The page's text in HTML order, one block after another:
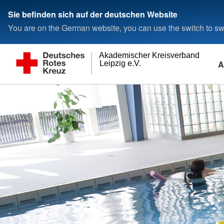
Sie befinden sich auf der deutschen Website
You are on the German website, you can use the switch to
Leipzig e.V.
Akademischer Kreisverband